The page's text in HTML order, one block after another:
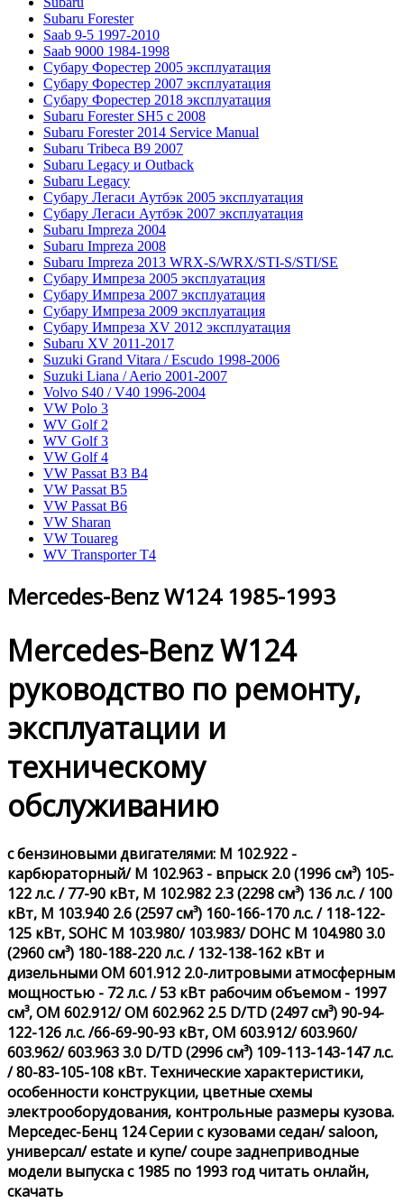
Subaru Forester
Saab 9-5 1997-2010
Saab 9000 1984-1998
Субару Форестер 2005 эксплуатация
Субару Форестер 2007 эксплуатация
Субару Форестер 2018 эксплуатация
Subaru Forester SH5 с 2008
Subaru Forester 2014 Service Manual
Subaru Tribeca В9 2007
Subaru Legacy и Outback
Subaru Legacy
Субару Легаси Аутбэк 2005 эксплуатация
Субару Легаси Аутбэк 2007 эксплуатация
Subaru Impreza 2004
Subaru Impreza 2008
Subaru Impreza 2013 WRX-S/WRX/STI-S/STI/SE
Субару Импреза 2005 эксплуатация
Субару Импреза 2007 эксплуатация
Субару Импреза 2009 эксплуатация
Субару Импреза XV 2012 эксплуатация
Subaru XV 2011-2017
Suzuki Grand Vitara / Escudo 1998-2006
Suzuki Liana / Aerio 2001-2007
Volvo S40 / V40 1996-2004
VW Polo 3
WV Golf 2
WV Golf 3
VW Golf 4
VW Passat B3 B4
VW Passat B5
VW Passat B6
VW Sharan
VW Touareg
WV Transporter T4
Mercedes-Benz W124 1985-1993
Mercedes-Benz W124
руководство по ремонту,
эксплуатации и
техническому
обслуживанию
с бензиновыми двигателями: M 102.922 -
карбюраторный/ M 102.963 - впрыск 2.0 (1996 см³) 105-
122 л.с. / 77-90 кВт, M 102.982 2.3 (2298 см³) 136 л.с. / 100
кВт, M 103.940 2.6 (2597 см³) 160-166-170 л.с. / 118-122-
125 кВт, SOHC M 103.980/ 103.983/ DOHC M 104.980 3.0
(2960 см³) 180-188-220 л.с. / 132-138-162 кВт и
дизельными OM 601.912 2.0-литровыми атмосферным
мощностью - 72 л.с. / 53 кВт рабочим объемом - 1997
см³, OM 602.912/ OM 602.962 2.5 D/TD (2497 см³) 90-94-
122-126 л.с. /66-69-90-93 кВт, OM 603.912/ 603.960/
603.962/ 603.963 3.0 D/TD (2996 см³) 109-113-143-147 л.с.
/ 80-83-105-108 кВт. Технические характеристики,
особенности конструкции, цветные схемы
электрооборудования, контрольные размеры кузова.
Мерседес-Бенц 124 Серии с кузовами седан/ saloon,
универсал/ estate и купе/ coupe заднеприводные
модели выпуска с 1985 по 1993 год читать онлайн,
скачать